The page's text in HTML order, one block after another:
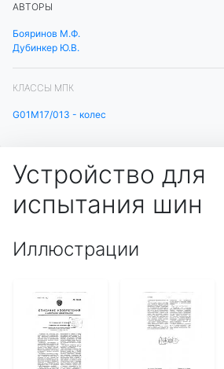
АВТОРЫ
Бояринов М.Ф.
Дубинкер Ю.В.
КЛАССЫ МПК
G01M17/013 - колес
Устройство для
испытания шин
Иллюстрации